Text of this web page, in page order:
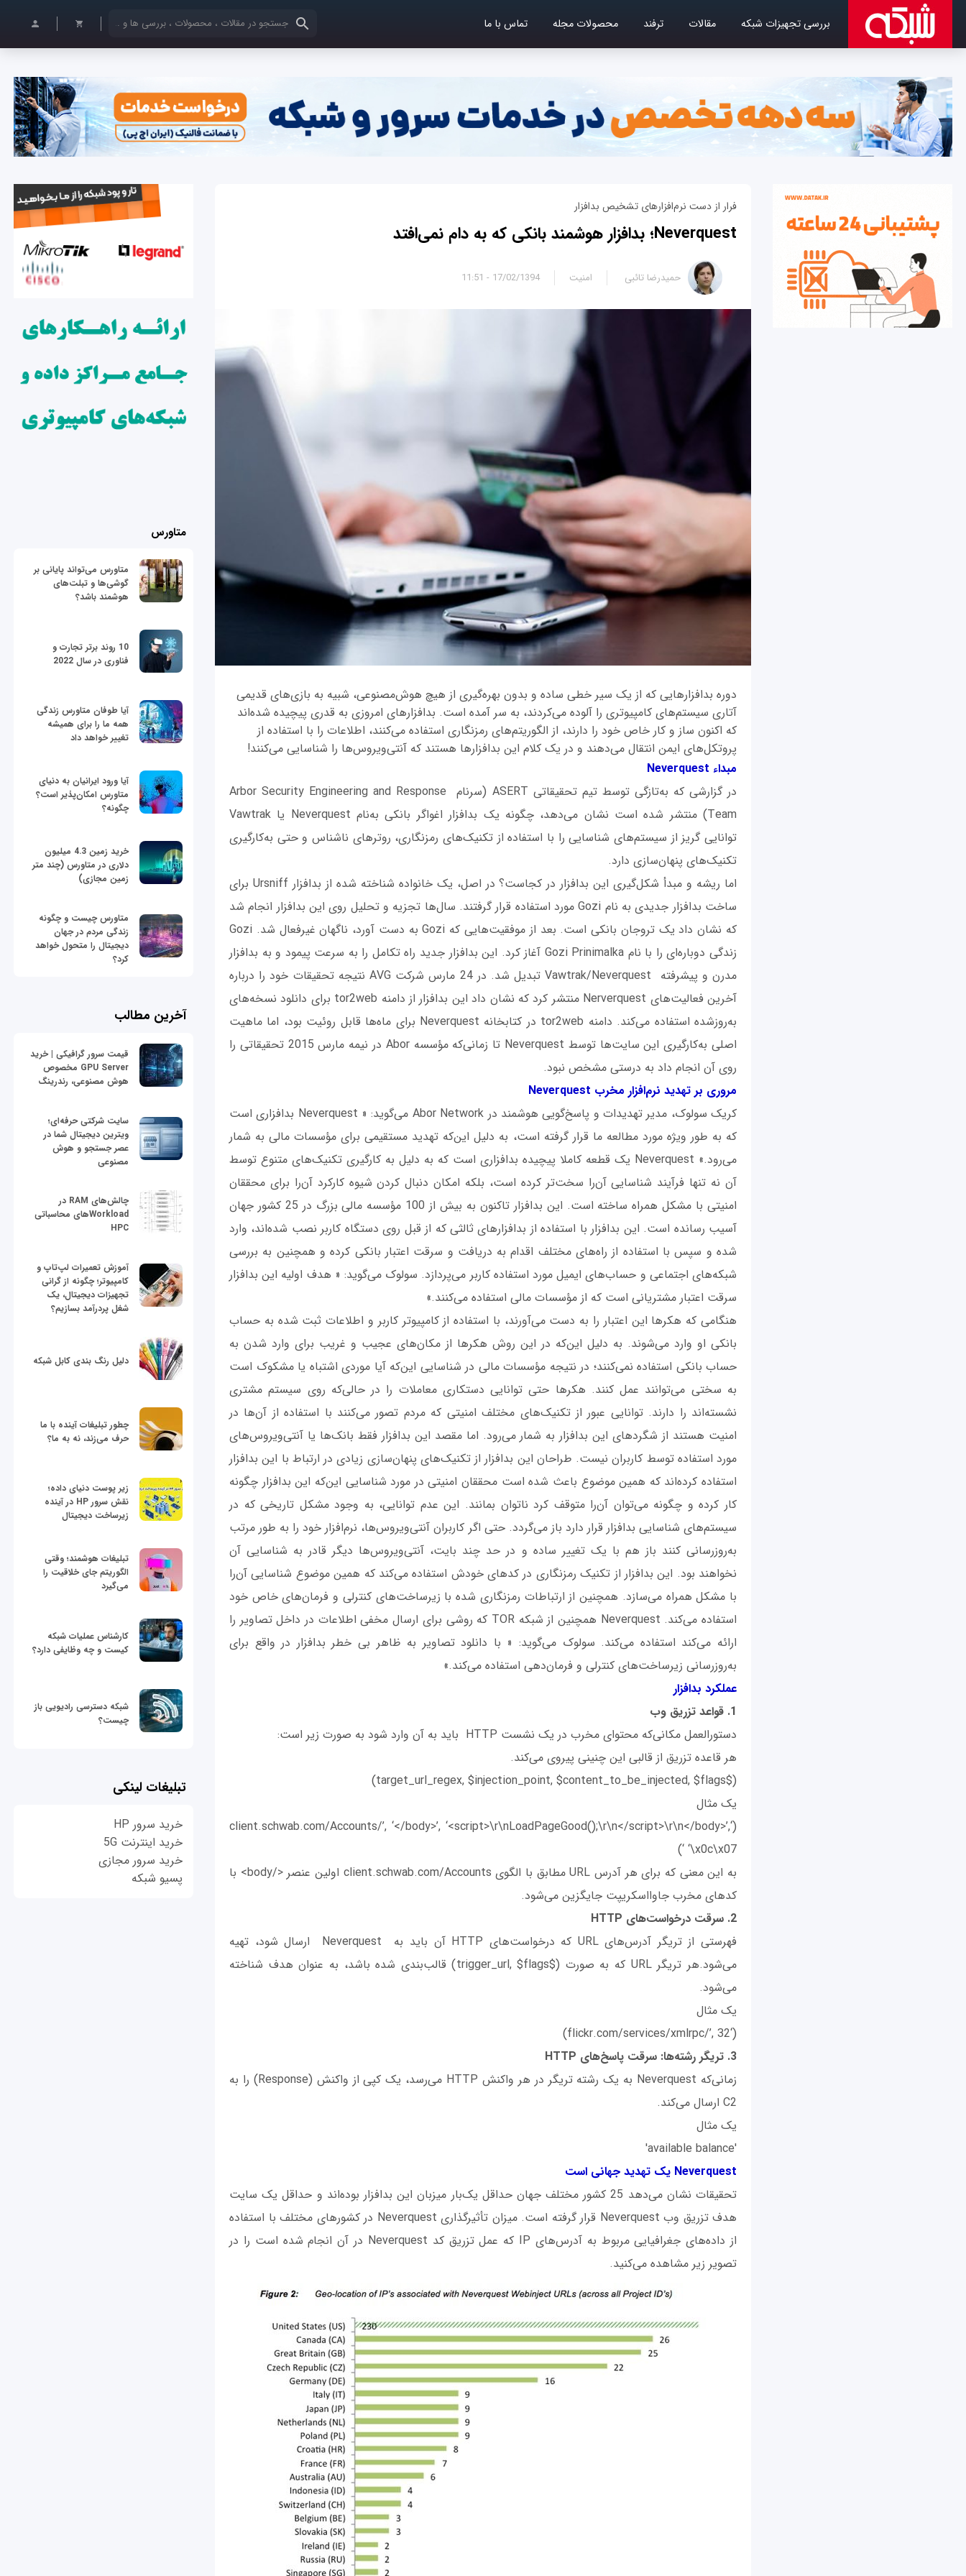
بررسی تجهیزات شبکه مقالات ترفند محصولات مجله تماس با ما کلمات کلیدی خود را وارد کنید
فرار از دست نرم‌افزارهای تشخیص بدافزار
Neverquest؛ بدافزار هوشمند بانکی که به دام نمی‌افتد
17/02/1394 - 11:51 حمیدرضا تائبی امنیت
دوره‌ بدافزارهایی که از یک سیر خطی ساده و بدون بهره‌گیری از هیچ هوش‌مصنوعی، شبیه به بازی‌های قدیمی
آتاری سیستم‌های کامپیوتری را آلوده‌ می‌کردند، به سر آمده است. بدافزارهای امروزی به قدری پیچیده شده‌‌اند
که اکنون ساز و کار خاص خود را دارند، از الگوریتم‌های رمزنگاری استفاده می‌کنند، اطلاعات را با استفاده از
پروتکل‌های ایمن انتقال می‌دهند و در یک کلام این بدافزارها هستند که آنتی‌ویروس‌ها را شناسایی می‌کنند!
مبداء Neverquest
در گزارشی که به‌تازگی توسط تیم تحقیقاتی ASERT (سرنام Arbor Security Engineering and Response
Team) منتشر شده است نشان می‌دهد، چگونه یک بدافزار اغواگر بانکی به‌نام Neverquest یا Vawtrak
توانایی گریز از سیستم‌های شناسایی را با استفاده از تکنیک‌های رمزنگاری، روترهای ناشناس و حتی به‌کارگیری
تکنیک‌های پنهان‌سازی دارد.
اما ریشه و مبدأ شکل‌گیری این بدافزار در کجاست؟ در اصل، یک خانواده شناخته شده از بدافزار Ursniff برای
ساخت بدافزار جدیدی به نام Gozi مورد استفاده قرار گرفتند. سال‌ها تجزیه و تحلیل‌ روی این بدافزار انجام شد
که نشان داد یک تروجان بانکی است. بعد از موفقیت‌هایی که Gozi به دست آورد، ناگهان غیرفعال شد. Gozi
زندگی دوباره‌ای را با نام Gozi Prinimalka آغاز کرد. این بدافزار جدید راه تکامل را به سرعت پیمود و به بدافزار
مدرن و پیشرفته Vawtrak/Neverquest تبدیل شد. در 24 مارس شرکت AVG نتیجه تحقیقات خود را درباره
آخرین فعالیت‌های Nerverquest منتشر کرد که نشان داد این بدافزار از دامنه tor2web برای دانلود نسخه‌‌های
به‌روزشده استفاده می‌کند. دامنه tor2web در کتابخانه Neverquest برای ماه‌ها قابل روئیت بود، اما ماهیت
اصلی به‌کارگیری این سایت‌ها توسط Neverquest تا زمانی‌که مؤسسه Abor در نیمه مارس 2015 تحقیقاتی را
روی آن انجام داد به درستی مشخص نبود.
مروری بر تهدید نرم‌افزار مخرب Neverquest
کریک سولوک، مدیر تهدیدات و پاسخ‌گویی هوشمند در Abor Network می‌گوید: « Neverquest بدافزاری است
که به طور ویژه مورد مطالعه ما قرار گرفته است، به دلیل این‌که تهدید مستقیمی برای مؤسسات مالی به شمار
می‌رود.» Neverquest یک قطعه‌ کاملا پیچیده بدافزاری است که به دلیل به کارگیری تکنیک‌های متنوع توسط
آن نه تنها فرآیند شناسایی آن‌را سخت‌تر کرده است، بلکه امکان دنبال کردن شیوه کارکرد آن‌را برای محققان
امنیتی با مشکل همراه ساخته است. این بدافزار تاکنون به بیش از 100 مؤسسه مالی بزرگ در 25 کشور جهان
آسیب رسانده است. این بدافزار با استفاده از بدافزارهای ثالثی که از قبل روی دستگاه کاربر نصب شده‌اند، وارد
شده و سپس با استفاده از راه‌های مختلف اقدام به دریافت و سرقت اعتبار بانکی کرده و همچنین به بررسی
شبکه‌های اجتماعی و حساب‌های ایمیل مورد استفاده کاربر می‌پردازد. سولوک می‌گوید: « هدف اولیه این بدافزار
سرقت اعتبار مشتریانی است که از مؤسسات مالی استفاده می‌کنند.»
هنگامی که هکرها این اعتبار را به دست می‌آورند، با استفاده از کامپیوتر کاربر و اطلاعات ثبت شده به حساب
بانکی او وارد می‌شوند. به دلیل این‌که در این روش هکرها از مکان‌های عجیب و غریب برای وارد شدن به
حساب بانکی استفاده نمی‌کنند؛ در نتیجه مؤسسات مالی در شناسایی این‌که آیا موردی اشتباه یا مشکوک است
به سختی می‌توانند عمل کنند. هکرها حتی توانایی دستکاری معاملات را در حالی‌که روی سیستم مشتری
نشسته‌اند را دارند. توانایی عبور از تکنیک‌های مختلف امنیتی که مردم تصور می‌کنند با استفاده از آن‌ها در
امنیت هستند از شگردهای این بدافزار به شمار می‌رود. اما مقصد این بدافزار فقط بانک‌ها یا آنتی‌ویروس‌های
مورد استفاده توسط کاربران نیست. طراحان این بدافزار از تکنیک‌های پنهان‌سازی زیادی در ارتباط با این بدافزار
استفاده کرده‌اند که همین موضوع باعث شده است محققان امنیتی در مورد شناسایی این‌که این بدافزار چگونه
کار کرده و چگونه می‌توان آن‌را متوقف کرد ناتوان بمانند. این عدم توانایی، به وجود مشکل تاریخی که در
سیستم‌های شناسایی بدافزار قرار دارد باز می‌گردد. حتی اگر کاربران آنتی‌ویروس‌ها، نرم‌افزار خود را به طور مرتب
به‌روزرسانی کنند باز هم با یک تغییر ساده و در حد چند بایت، آنتی‌ویروس‌ها دیگر قادر به شناسایی آن
نخواهند بود. این بدافزار از تکنیک رمزنگاری در کدهای خودش استفاده می‌کند که همین موضوع شناسایی آن‌را
با مشکل همراه می‌سازد. همچنین از ارتباطات رمزنگاری شده با زیرساخت‌های کنترلی و فرمان‌های خاص خود
استفاده می‌کند. Neverquest همچنین از شبکه TOR که روشی برای ارسال مخفی اطلاعات در داخل تصاویر را
ارائه می‌کند استفاده می‌کند. سولوک می‌گوید: « با دانلود تصاویر به ظاهر بی خطر بدافزار در واقع برای
به‌روزرسانی زیرساخت‌های کنترلی و فرمان‌دهی استفاده می‌کند.»
عملکرد بدافزار
1. قواعد تزریق وب
دستورالعمل مکانی‌که محتوای مخرب در یک نشست HTTP باید به آن وارد شود به صورت زیر است:
هر قاعده تزریق از قالبی این چنینی پیروی می‌کند.
($target_url_regex, $injection_point, $content_to_be_injected, $flags)
یک مثال
(‘client.schwab.com/Accounts/’, ‘</body>’, ‘<script>\r\nLoadPageGood();\r\n</script>\r\n</body>’,
‘\x0c\x07 ‘)
به این معنی که برای هر آدرس URL مطابق با الگوی client.schwab.com/Accounts اولین عنصر </body> با
کدهای مخرب جاوااسکریپت جایگزین می‌شود.
2. سرقت درخواست‌های
HTTP
فهرستی از تریگر آدرس‌های URL که درخواست‌های HTTP آن باید به Neverquest ارسال شود، تهیه
می‌شود.هر تریگر URL که به صورت ($trigger_url, $flags) قالب‌بندی شده باشد، به عنوان هدف شناخته
می‌شود.
یک مثال
(‘flickr.com/services/xmlrpc/’, 32)
3. تریگر رشته‌ها: سرقت پاسخ‌های
HTTP
زمانی‌که Neverquest به یک رشته تریگر در هر واکنش HTTP می‌رسد، یک کپی از واکنش (Response) را به
C2 ارسال می‌کند.
یک مثال
'available balance'
Neverquest یک تهدید جهانی است
تحقیقات نشان می‌دهد 25 کشور مختلف جهان حداقل ‌یک‌بار میزبان این بدافزار بوده‌اند و حداقل یک سایت
هدف تزریق وب Neverquest قرار گرفته است. میزان تأثیرگذاری Neverquest در کشورهای مختلف با استفاده
از داده‌های جغرافیایی مربوط به آدرس‌های IP که عمل تزریق کد Neverquest در آن انجام شده است را در
تصویر زیر مشاهده می‌کنید.
متاورس
متاورس می‌تواند پایانی بر
گوشی‌ها و تبلت‌های
هوشمند باشد؟
10 روند برتر تجارت و
فناوری در سال 2022
آیا طوفان متاورس زندگی
همه ما را برای همیشه
تغییر خواهد داد
آیا ورود ایرانیان به دنیای
متاورس امکان‌پذیر است؟
چگونه؟
خرید زمین 4.3 میلیون
دلاری در متاورس (چند متر
زمین مجازی)
متاورس چیست و چگونه
زندگی مردم در جهان
دیجیتال را متحول خواهد
کرد؟
آخرین مطالب
قیمت سرور گرافیکی | خرید
GPU Server مخصوص
هوش مصنوعی، رندرینگ
سایت شرکتی حرفه‌ای؛
ویترین دیجیتال شما در
عصر جستجو و هوش
مصنوعی
چالش‌های RAM در
Workloadهای محاسباتی
HPC
آموزش تعمیرات لپ‌تاپ و
کامپیوتر؛ چگونه از گرانی
تجهیزات دیجیتال، یک
شغل پردرآمد بسازیم؟
دلیل رنگ بندی کابل شبکه
چطور تبلیغات آینده با ما
حرف می‌زند، نه به ما؟
زیر پوست دنیای داده؛
نقش سرور HP در آینده
زیرساخت دیجیتال
تبلیغات هوشمند؛ وقتی
الگوریتم جای خلاقیت را
می‌گیرد
کارشناس عملیات شبکه
کیست و چه وظایفی دارد؟
شبکه دسترسی رادیویی باز
چیست؟
تبلیغات لینکی
خرید سرور HP
خرید اینترنت 5G
خرید سرور مجازی
پسیو شبکه